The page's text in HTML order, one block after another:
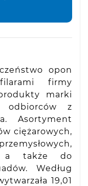
opon
firmy
marki
odbiorców z
Asortyment
ciężarowych,
a także do
Według
19,01